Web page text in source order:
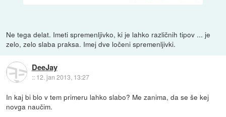
Ne tega delat. Imeti spremenljivko, ki je lahko različnih tipov ... je
zelo, zelo slaba praksa. Imej dve ločeni spremenljivki.
DeeJay
:: 12. jan 2013, 13:27
In kaj bi blo v tem primeru lahko slabo? Me zanima, da se še kej
novga naučim.